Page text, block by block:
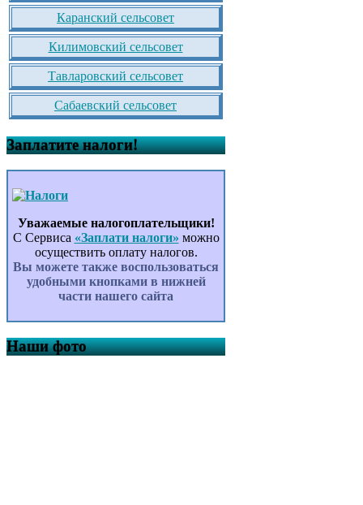
Каранский сельсовет
Килимовский сельсовет
Тавларовский сельсовет
Сабаевский сельсовет
Заплатите налоги!
Уважаемые налогоплательщики!
С Сервиса «Заплати налоги» можно
осуществить оплату налогов.
Вы можете также воспользоваться
удобными кнопками в нижней
части нашего сайта
Наши фото